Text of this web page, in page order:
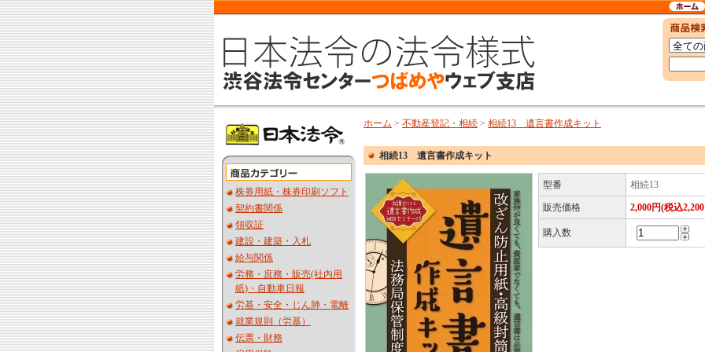
株券用紙・株券印刷ソフト
契約書関係
領収証
建設・建築・入札
給与関係
労務・庶務・販売(社内用
紙)・自動車日報
労基・安全・じん肺・電離
就業規則（労基）
伝票・財務
ホーム > 不動産登記・相続 > 相続13 遺言書作成キット
相続13 遺言書作成キット
型番 相続13
販売価格 2,000円(税込
購入数